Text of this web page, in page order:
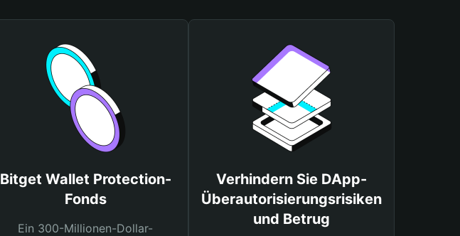
Bitget Wallet Protection-
Fonds
Ein 300-Millionen-Dollar-
Verhindern Sie DApp-
Überautorisierungsrisiken
und Betrug